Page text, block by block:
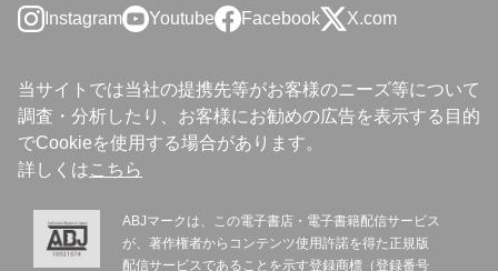
Instagram Youtube Facebook X.com
当サイトでは当社の提携先等がお客様のニーズ等について
調査・分析したり、お客様にお勧めの広告を表示する目的
でCookieを使用する場合があります。
詳しくはこちら
ABJマークは、この電子書店・電子書籍配信サービス
が、著作権者からコンテンツ使用許諾を得た正規版
配信サービスであることを示す登録商標（登録番号